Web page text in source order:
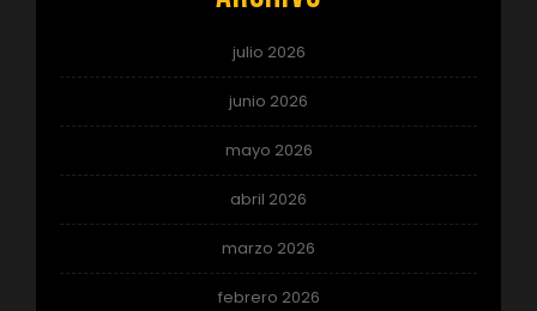
julio 2026
junio 2026
mayo 2026
abril 2026
marzo 2026
febrero 2026